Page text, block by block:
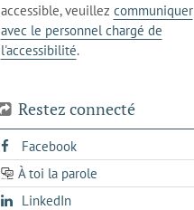
accessible, veuillez communiquer
avec le personnel chargé de
l'accessibilité.
Restez connecté
Facebooks'ouvre
dans
un
À toi la parole
opens
in
LinkedInopens